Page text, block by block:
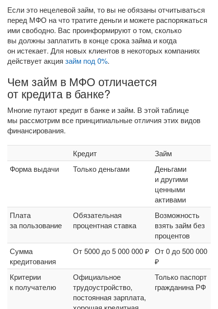
Если это нецелевой займ, то вы не обязаны отчитываться
перед МФО на что тратите деньги и можете распоряжаться
ими свободно. Вас проинформируют о том, сколько
вы должны заплатить в конце срока займа и когда
он истекает. Для новых клиентов в некоторых компаниях
действует акция займ под 0%.
Чем займ в МФО отличается
от кредита в банке?
Многие путают кредит в банке и займ. В этой таблице
мы рассмотрим все принципиальные отличия этих видов
финансирования.
Кредит
Займ
Форма выдачи
Только деньгами
Деньгами
и другими
ценными
активами
Плата
за пользование
Обязательная
процентная ставка
Возможность
взять займ без
процентов
Сумма
кредитования
От 5000 до 5 000 000 ₽ От 0 до 500 000
₽
Критерии
к получателю
Официальное
трудоустройство,
постоянная зарплата,
Только паспорт
гражданина РФ